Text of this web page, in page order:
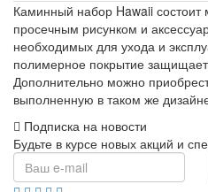
Каминный набор Hawaii состоит
просечным рисунком и
необходимых для ухода и
полимерное покрытие
Дополнительно можно
выполненную в таком же
Подписка на новости
Будьте в курсе новых акций и